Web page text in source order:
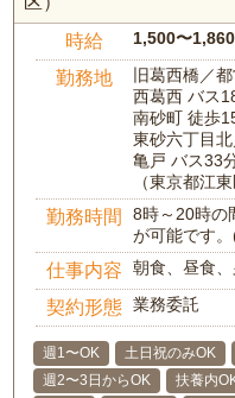
時給 1,500〜
勤務地
旧葛西橋／
西葛西 バス
南砂町 徒歩
東砂六丁目
亀戸 バス33
（東京都江東
勤務時間
8時～20時の
が可能です
仕事内容 朝食、昼食
契約形態 業務委託
週1〜OK 土日祝のみOK
週2〜3日からOK
扶養内